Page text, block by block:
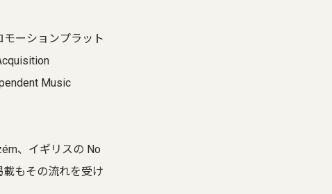
ーションプラット
Music
、イギリスの No
もその流れを受け